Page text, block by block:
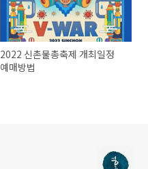
2022 신촌물총축제 개최일정
예매방법